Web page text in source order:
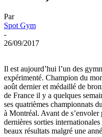
Par
Spot Gym
-
26/09/2017
Il est aujourd’hui l’un des
expérimenté. Champion du
août dernier et médaillé de
de France il y a quelques
ses quatrièmes championnats
à Montréal. Avant de
dernières sorties
beaux résultats malgré une